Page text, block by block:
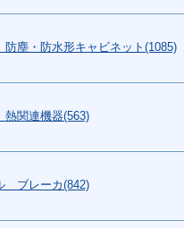
塵・防水形キャビネット(1085)
関連機器(563)
ブレーカ(842)